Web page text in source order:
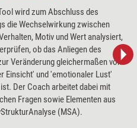
wird zum Abschluss des
die Wechselwirkung zwischen
Motiv und Wert analysiert,
ob das Anliegen des
Veränderung gleichermaßen von
Einsicht' und 'emotionaler Lust'
Der Coach arbeitet dabei mit
Fragen sowie Elementen aus
(MSA).